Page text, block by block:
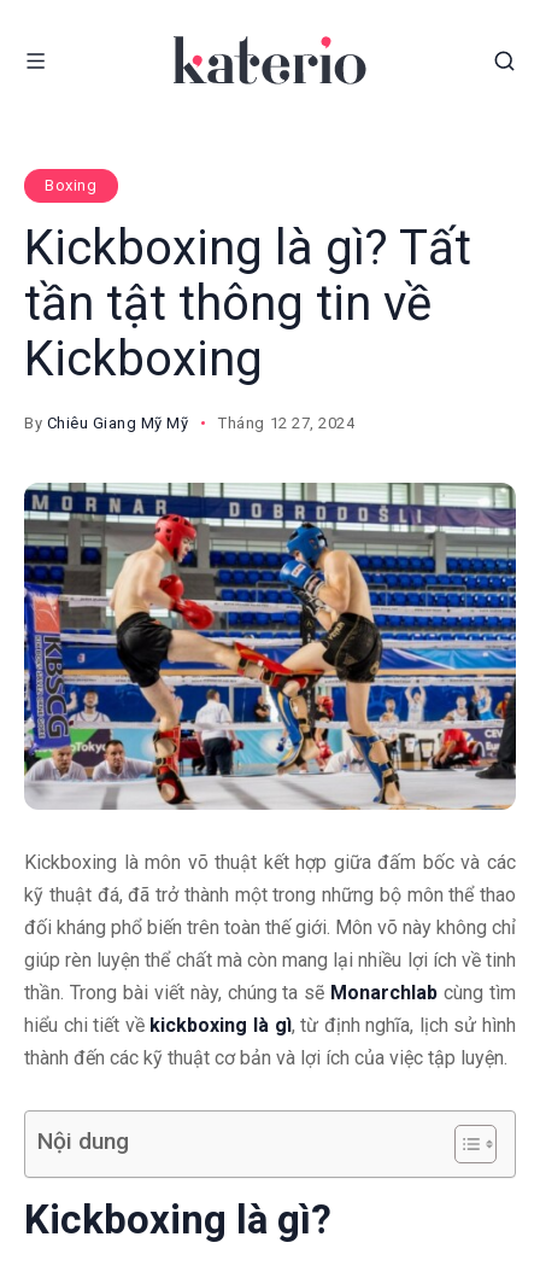
Boxing
Kickboxing là gì? Tất
tần tật thông tin về
Kickboxing
By Chiêu Giang Mỹ Mỹ Tháng 12 27, 2024
Kickboxing là môn võ thuật kết hợp giữa đấm bốc và các
kỹ thuật đá, đã trở thành một trong những bộ môn thể thao
đối kháng phổ biến trên toàn thế giới. Môn võ này không chỉ
giúp rèn luyện thể chất mà còn mang lại nhiều lợi ích về tinh
thần. Trong bài viết này, chúng ta sẽ Monarchlab cùng tìm
hiểu chi tiết về kickboxing là gì, từ định nghĩa, lịch sử hình
thành đến các kỹ thuật cơ bản và lợi ích của việc tập luyện.
Nội dung
Kickboxing là gì?